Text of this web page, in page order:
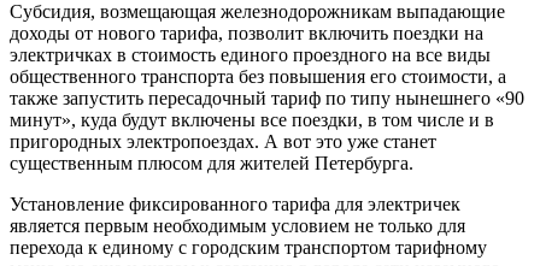
Субсидия, возмещающая железнодорожникам выпадающие
доходы от нового тарифа, позволит включить поездки на
электричках в стоимость единого проездного на все виды
общественного транспорта без повышения его стоимости, а
также запустить пересадочный тариф по типу нынешнего «90
минут», куда будут включены все поездки, в том числе и в
пригородных электропоездах. А вот это уже станет
существенным плюсом для жителей Петербурга.
Установление фиксированного тарифа для электричек
является первым необходимым условием не только для
перехода к единому с городским транспортом тарифному